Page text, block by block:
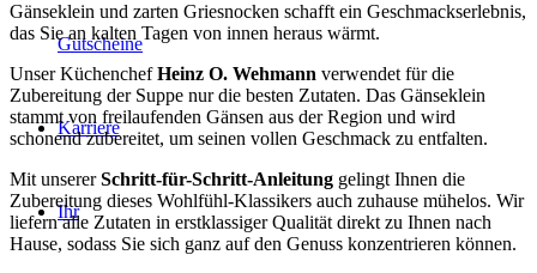
Gutscheine
Karriere
Ihr
Gänseklein und zarten Griesnocken schafft ein Geschmackserlebnis,
das Sie an kalten Tagen von innen heraus wärmt.
Unser KüchenchefHeinz O. Wehmann verwendet für die
Zubereitung der Suppe nur die besten Zutaten. Das Gänseklein
stammt von freilaufenden Gänsen aus der Region und wird
schonend zubereitet, um seinen vollen Geschmack zu entfalten.
Mit unsererSchritt-für-Schritt-Anleitung gelingt Ihnen die
Zubereitung dieses Wohlfühl-Klassikers auch zuhause mühelos. Wir
liefern alle Zutaten in erstklassiger Qualität direkt zu Ihnen nach
Hause, sodass Sie sich ganz auf den Genuss konzentrieren können.